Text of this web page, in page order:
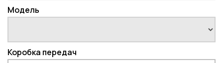
Модель
Коробка передач